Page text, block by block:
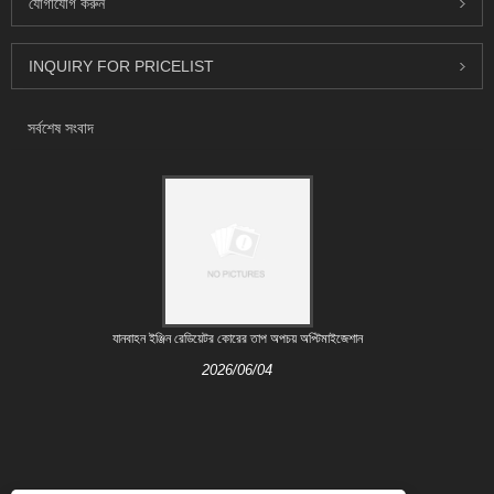
যোগাযোগ করুন
INQUIRY FOR PRICELIST
সর্বশেষ সংবাদ
যানবাহন ইঞ্জিন রেডিয়েটর কোরের তাপ অপচয় অপ্টিমাইজেশান
2026/06/04